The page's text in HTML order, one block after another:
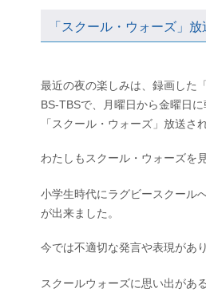
「スクール・ウォーズ」
最近の夜の楽しみは、録画した
BS-TBSで、月曜日から金曜日
「スクール・ウォーズ」放送さ
わたしもスクール・ウォーズを
小学生時代にラグビースクール
が出来ました。
今では不適切な発言や表現があ
スクールウォーズに思い出があ